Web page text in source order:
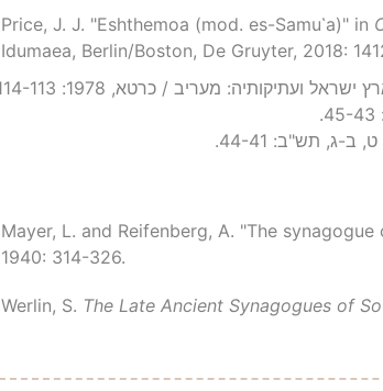
Price, J. J. "Eshthemoa (mod. es-Samu῾a)" in
Idumaea, Berlin/Boston, De Gruyter, 2018:
ועתיקותיה: מעריב / כרטא, 1978: 114-113.
ט, ב-ג, תש"ב: 44-41.
Mayer, L. and Reifenberg, A. "The
1940: 314-326.
Werlin, S. The Late Ancient Synagogues of